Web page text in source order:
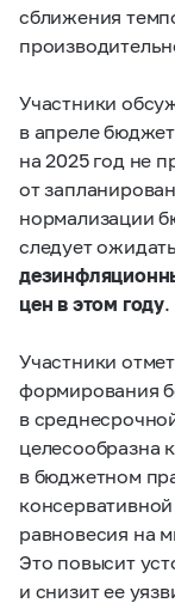
сближения
Участники
в апреле
на 2025 год не
от
нормализации
следует
цен в этом году.
Участники
формирования
в
целесообразна
в бюджетном
равновесия на
Это повысит
и снизит ее